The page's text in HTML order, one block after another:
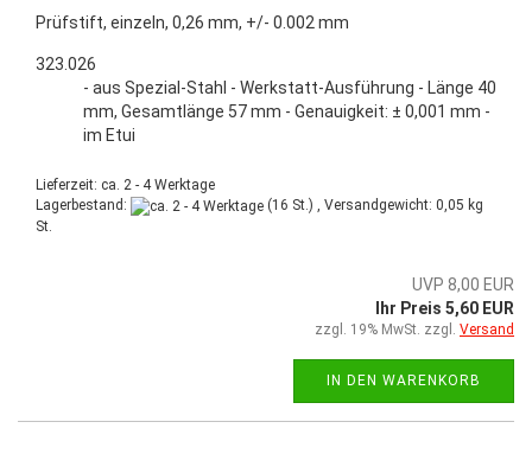
Prüfstift, einzeln, 0,26 mm, +/- 0.002 mm
323.026
- aus Spezial-Stahl - Werkstatt-Ausführung - Länge 40
mm, Gesamtlänge 57 mm - Genauigkeit: ± 0,001 mm -
im Etui
Lieferzeit: ca. 2 - 4 Werktage
Lagerbestand:
(16 St.) , Versandgewicht: 0,05 kg
St.
UVP 8,00 EUR
Ihr Preis 5,60 EUR
zzgl. 19% MwSt. zzgl. Versand
IN DEN WARENKORB